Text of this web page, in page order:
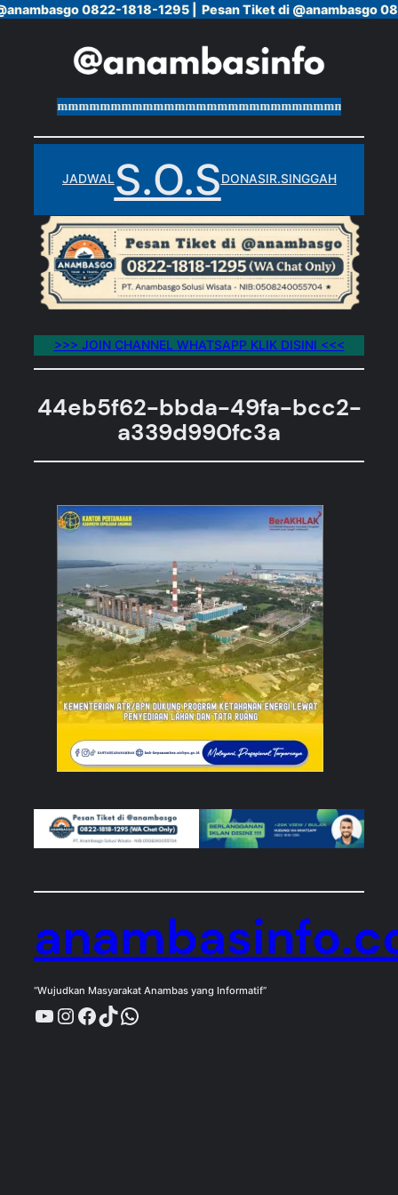
0822-1818-1295 | Pesan Tiket di @anambasgo
JADWALS.O.SDONASIR.SINGGAH
>>> JOIN CHANNEL WHATSAPP KLIK DISINI <<<
44eb5f62-bbda-49fa-bcc2-
a339d990fc3a
“Wujudkan Masyarakat Anambas yang Informatif”
YouTube
Instagram
Facebook
TikTok
WhatsApp
0822-1818-1295 | Pesan Tiket di @anambasgo